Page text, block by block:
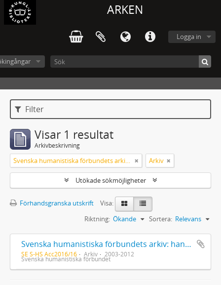
ARKEN
Logga in
Filter
Visar 1 resultat
Arkivbeskrivning
Svenska humanistiska förbundets arkiv: handlingar 2003-2012 Arkiv
Utökade sökmöjligheter
Förhandsgranska utskrift
Visa:
Sortera: Relevans
Riktning: Ökande
Svenska humanistiska förbundets arkiv: handlingar 2003-2012
SE S-HS Acc2016/16 Arkiv 2003-2012
Svenska humanistiska förbundet